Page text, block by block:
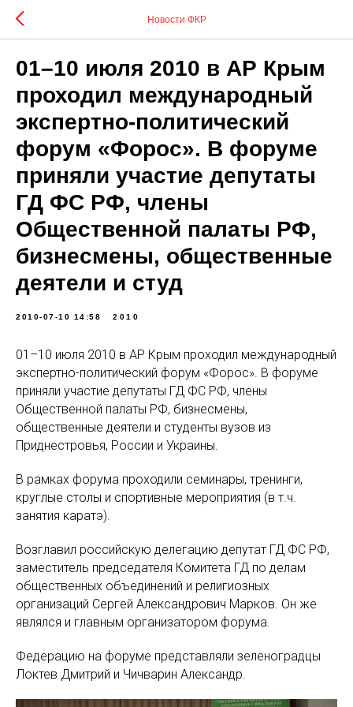
Новости ФКР
01–10 июля 2010 в АР Крым
проходил международный
экспертно-политический
форум «Форос». В форуме
приняли участие депутаты
ГД ФС РФ, члены
Общественной палаты РФ,
бизнесмены, общественные
деятели и студ
2010-07-10 14:58 2010
01–10 июля 2010 в АР Крым проходил международный
экспертно-политический форум «Форос». В форуме
приняли участие депутаты ГД ФС РФ, члены
Общественной палаты РФ, бизнесмены,
общественные деятели и студенты вузов из
Приднестровья, России и Украины.
В рамках форума проходили семинары, тренинги,
круглые столы и спортивные мероприятия (в т.ч.
занятия каратэ).
Возглавил российскую делегацию депутат ГД ФС РФ,
заместитель председателя Комитета ГД по делам
общественных объединений и религиозных
организаций Сергей Александрович Марков. Он же
являлся и главным организатором форума.
Федерацию на форуме представляли зеленоградцы
Локтев Дмитрий и Чичварин Александр.